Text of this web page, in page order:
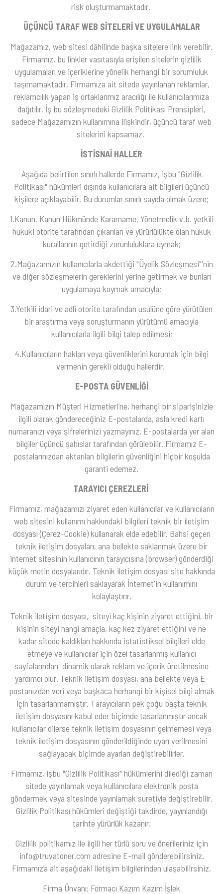
risk oluşturmamaktadır.
ÜÇÜNCÜ TARAF WEB SİTELERİ VE UYGULAMALAR
Mağazamız, web sitesi dâhilinde başka sitelere link verebilir.
Firmamız, bu linkler vasıtasıyla erişilen sitelerin gizlilik
uygulamaları ve içeriklerine yönelik herhangi bir sorumluluk
taşımamaktadır. Firmamıza ait sitede yayınlanan reklamlar,
reklamcılık yapan iş ortaklarımız aracılığı ile kullanıcılarımıza
dağıtılır. İş bu sözleşmedeki Gizlilik Politikası Prensipleri,
sadece Mağazamızın kullanımına ilişkindir, üçüncü taraf web
sitelerini kapsamaz.
İSTİSNAİ HALLER
Aşağıda belirtilen sınırlı hallerde Firmamız, işbu "Gizlilik
Politikası" hükümleri dışında kullanıcılara ait bilgileri üçüncü
kişilere açıklayabilir. Bu durumlar sınırlı sayıda olmak üzere;
1.Kanun, Kanun Hükmünde Kararname, Yönetmelik v.b. yetkili
hukuki otorite tarafından çıkarılan ve yürürlülükte olan hukuk
kurallarının getirdiği zorunluluklara uymak;
2.Mağazamızın kullanıcılarla akdettiği "Üyelik Sözleşmesi"'nin
ve diğer sözleşmelerin gereklerini yerine getirmek ve bunları
uygulamaya koymak amacıyla;
3.Yetkili idari ve adli otorite tarafından usulüne göre yürütülen
bir araştırma veya soruşturmanın yürütümü amacıyla
kullanıcılarla ilgili bilgi talep edilmesi;
4.Kullanıcıların hakları veya güvenliklerini korumak için bilgi
vermenin gerekli olduğu hallerdir.
E-POSTA GÜVENLİĞİ
Mağazamızın Müşteri Hizmetleri’ne, herhangi bir siparişinizle
ilgili olarak göndereceğiniz E-postalarda, asla kredi kartı
numaranızı veya şifrelerinizi yazmayınız. E-postalarda yer alan
bilgiler üçüncü şahıslar tarafından görülebilir. Firmamız E-
postalarınızdan aktarılan bilgilerin güvenliğini hiçbir koşulda
garanti edemez.
TARAYICI ÇEREZLERİ
Firmamız, mağazamızı ziyaret eden kullanıcılar ve kullanıcıların
web sitesini kullanımı hakkındaki bilgileri teknik bir iletişim
dosyası (Çerez-Cookie) kullanarak elde edebilir. Bahsi geçen
teknik iletişim dosyaları, ana bellekte saklanmak üzere bir
internet sitesinin kullanıcının tarayıcısına (browser) gönderdiği
küçük metin dosyalarıdır. Teknik iletişim dosyası site hakkında
durum ve tercihleri saklayarak İnternet'in kullanımını
kolaylaştırır.
Teknik iletişim dosyası, siteyi kaç kişinin ziyaret ettiğini, bir
kişinin siteyi hangi amaçla, kaç kez ziyaret ettiğini ve ne
kadar sitede kaldıkları hakkında istatistiksel bilgileri elde
etmeye ve kullanıcılar için özel tasarlanmış kullanıcı
sayfalarından dinamik olarak reklam ve içerik üretilmesine
yardımcı olur. Teknik iletişim dosyası, ana bellekte veya E-
postanızdan veri veya başkaca herhangi bir kişisel bilgi almak
için tasarlanmamıştır. Tarayıcıların pek çoğu başta teknik
iletişim dosyasını kabul eder biçimde tasarlanmıştır ancak
kullanıcılar dilerse teknik iletişim dosyasının gelmemesi veya
teknik iletişim dosyasının gönderildiğinde uyarı verilmesini
sağlayacak biçimde ayarları değiştirebilirler.
Firmamız, işbu "Gizlilik Politikası" hükümlerini dilediği zaman
sitede yayınlamak veya kullanıcılara elektronik posta
göndermek veya sitesinde yayınlamak suretiyle değiştirebilir.
Gizlilik Politikası hükümleri değiştiği takdirde, yayınlandığı
tarihte yürürlük kazanır.
Gizlilik politikamız ile ilgili her türlü soru ve önerileriniz için
info@truvatoner.com adresine E-mail gönderebilirsiniz.
Firmamız’a ait aşağıdaki iletişim bilgilerinden ulaşabilirsiniz.
Firma Ünvanı: Formacı Kazım Kazım İşlek